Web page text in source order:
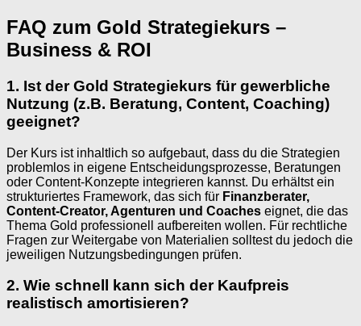
FAQ zum Gold Strategiekurs –
Business & ROI
1. Ist der Gold Strategiekurs für gewerbliche
Nutzung (z.B. Beratung, Content, Coaching)
geeignet?
Der Kurs ist inhaltlich so aufgebaut, dass du die Strategien
problemlos in eigene Entscheidungsprozesse, Beratungen
oder Content-Konzepte integrieren kannst. Du erhältst ein
strukturiertes Framework, das sich für Finanzberater,
Content-Creator, Agenturen und Coaches eignet, die das
Thema Gold professionell aufbereiten wollen. Für rechtliche
Fragen zur Weitergabe von Materialien solltest du jedoch die
jeweiligen Nutzungsbedingungen prüfen.
2. Wie schnell kann sich der Kaufpreis
realistisch amortisieren?